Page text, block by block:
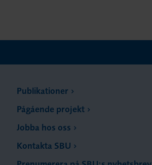
Publikationer
Pågående projekt
Jobba hos oss
Kontakta SBU